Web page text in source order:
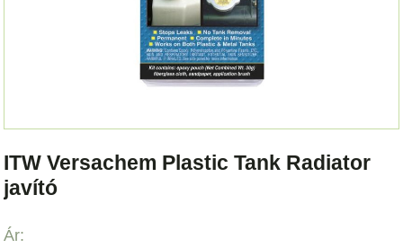
ITW Versachem Plastic Tank Radiator
javító
Ár: